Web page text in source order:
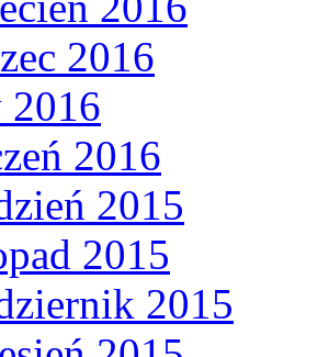
2016
2016
2015
2015
2015